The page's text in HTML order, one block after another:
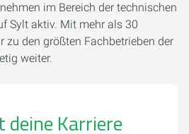
im Bereich der technischen
Sylt aktiv. Mit mehr als 30
zu den größten Fachbetrieben der
weiter.
Karriere